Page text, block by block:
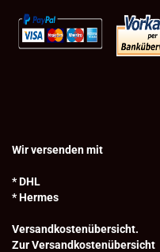
Wir versenden mit
* DHL
* Hermes
Versandkostenübersicht.
Zur Versandkostenübersicht